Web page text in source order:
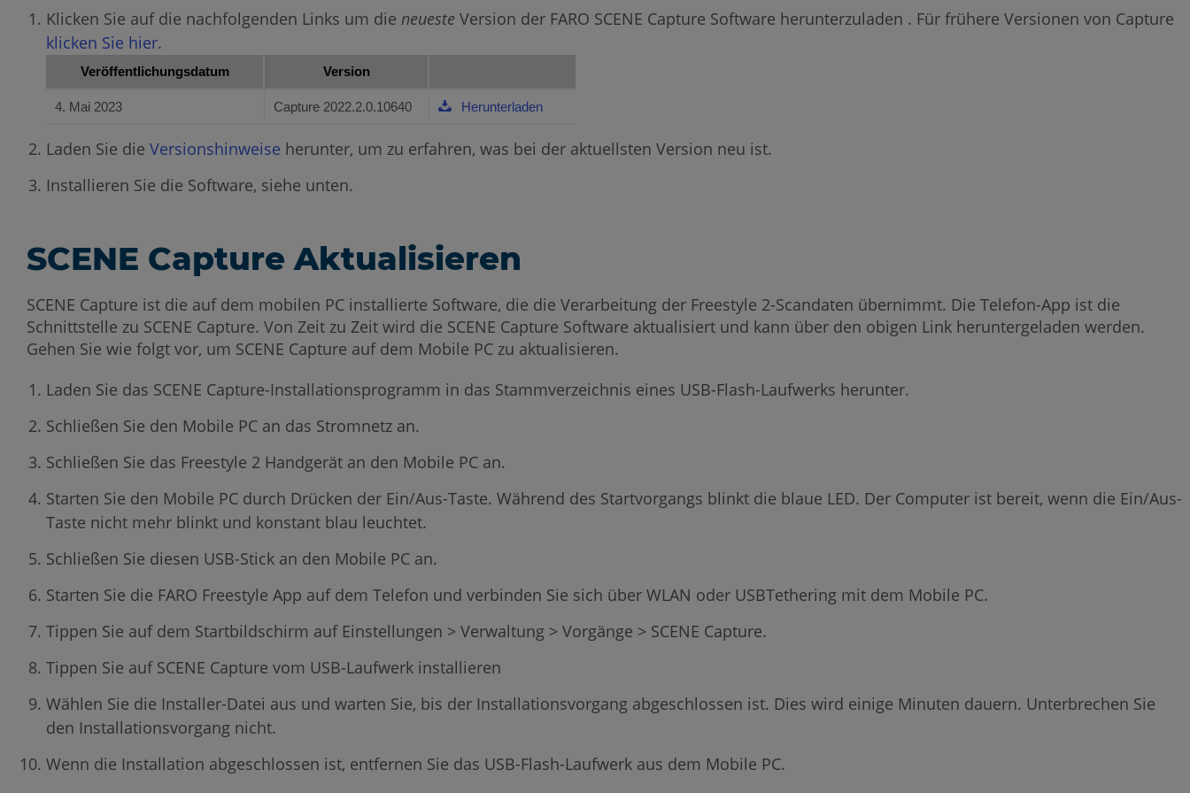
Klicken Sie auf die nachfolgenden Links um die neueste Version der FARO SCENE Capture Software herunterzuladen . Für frühere Versionen von Capture
klicken Sie hier.
Veröffentlichungsdatum Version
4. Mai 2023 Capture 2022.2.0.10640 Herunterladen
Laden Sie die Versionshinweise herunter, um zu erfahren, was bei der aktuellsten Version neu ist.
Installieren Sie die Software, siehe unten.
SCENE Capture Aktualisieren
SCENE Capture ist die auf dem mobilen PC installierte Software, die die Verarbeitung der Freestyle 2-Scandaten übernimmt. Die Telefon-App ist die
Schnittstelle zu SCENE Capture. Von Zeit zu Zeit wird die SCENE Capture Software aktualisiert und kann über den obigen Link heruntergeladen werden.
Gehen Sie wie folgt vor, um SCENE Capture auf dem Mobile PC zu aktualisieren.
Laden Sie das SCENE Capture-Installationsprogramm in das Stammverzeichnis eines USB-Flash-Laufwerks herunter.
Schließen Sie den Mobile PC an das Stromnetz an.
Schließen Sie das Freestyle 2 Handgerät an den Mobile PC an.
Starten Sie den Mobile PC durch Drücken der Ein/Aus-Taste. Während des Startvorgangs blinkt die blaue LED. Der Computer ist bereit, wenn die Ein/Aus-
Taste nicht mehr blinkt und konstant blau leuchtet.
Schließen Sie diesen USB-Stick an den Mobile PC an.
Starten Sie die FARO Freestyle App auf dem Telefon und verbinden Sie sich über WLAN oder USBTethering mit dem Mobile PC.
Tippen Sie auf dem Startbildschirm auf Einstellungen > Verwaltung > Vorgänge > SCENE Capture.
Tippen Sie auf SCENE Capture vom USB-Laufwerk installieren
Wählen Sie die Installer-Datei aus und warten Sie, bis der Installationsvorgang abgeschlossen ist. Dies wird einige Minuten dauern. Unterbrechen Sie
den Installationsvorgang nicht.
Wenn die Installation abgeschlossen ist, entfernen Sie das USB-Flash-Laufwerk aus dem Mobile PC.